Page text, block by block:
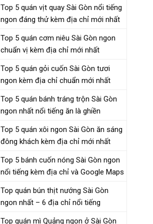
Top 5 quán vịt quay Sài Gòn nổi tiếng
ngon đáng thử kèm địa chỉ mới nhất
Top 5 quán cơm niêu Sài Gòn ngon
chuẩn vị kèm địa chỉ mới nhất
Top 5 quán gỏi cuốn Sài Gòn tươi
ngon kèm địa chỉ chuẩn mới nhất
Top 5 quán bánh tráng trộn Sài Gòn
ngon nhất nổi tiếng ăn là ghiền
Top 5 quán xôi ngon Sài Gòn ăn sáng
đông khách kèm địa chỉ mới nhất
Top 5 bánh cuốn nóng Sài Gòn ngon
nổi tiếng kèm địa chỉ và Google Maps
Top quán bún thịt nướng Sài Gòn
ngon nhất – 6 địa chỉ nổi tiếng
Top quán mì Quảng ngon ở Sài Gòn